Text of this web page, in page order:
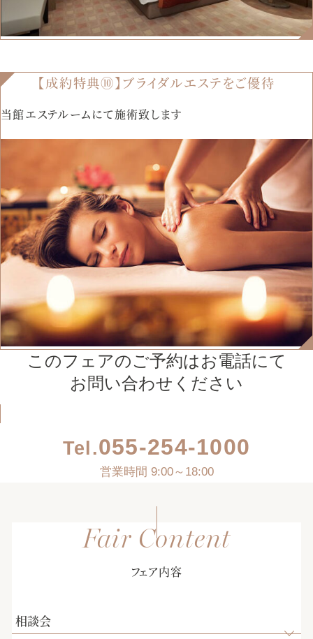
【成約特典⑩】ブライダルエステをご優待
当館エステルームにて施術致します
このフェアのご予約はお電話にて
お問い合わせください
Tel.055-254-1000
営業時間 9:00～18:00
フェア内容
相談会